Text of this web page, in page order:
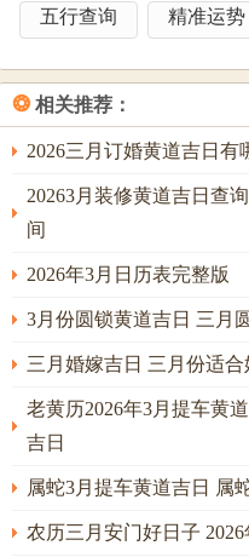
阳历3月7日，星期六，农
钻、移徙，立券。忌：装
狗(甲戌)煞南，研究：庚辰
庚金坐于辰土之上是为「
迁，尤其利于从事政法，
祟不侵。
辰戌冲，若家中有犬，或
（7-9点），与日柱伏吟，
辰土方可利用。
阳历3月8日，星期日，农
日。宜：搬家，结婚、入
娶、移徙，忌：开业，开
巳申合水，若能得水局相
五行查询 精准运势
❂ 相关推荐：
2026三月订婚黄道吉日有
20263月装修黄道吉日查
间
2026年3月日历表完整版
3月份圆锁黄道吉日 三月
三月婚嫁吉日 三月份适合
老黄历2026年3月提车黄
吉日
属蛇3月提车黄道吉日 属
农历三月安门好日子